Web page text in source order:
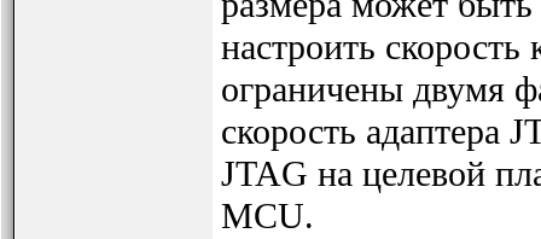
настроить
ограничены двумя
скорость адаптера
JTAG на целевой
MCU.